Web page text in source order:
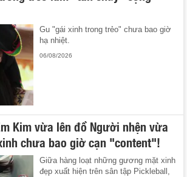
Gu "gái xinh trong trẻo" chưa bao giờ
hạ nhiệt.
06/08/2026
Kim vừa lên đồ Người nhện vừa
chưa bao giờ cạn "content"!
Giữa hàng loạt những gương mặt xinh
đẹp xuất hiện trên sân tập Pickleball,